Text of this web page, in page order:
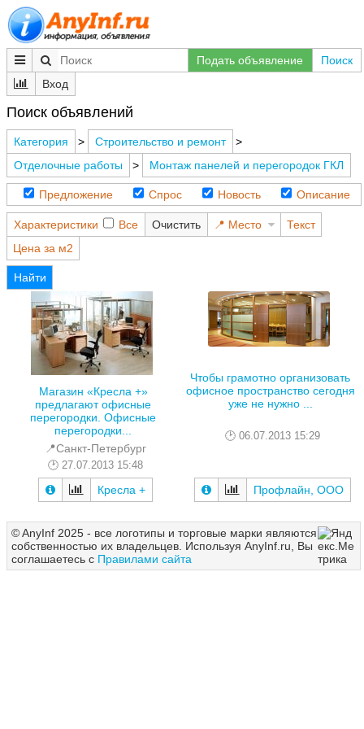
Подать объявление
Поиск
Вход
Поиск объявлений
Категория > Строительство и ремонт
>
Отделочные работы
> Монтаж панелей и перегородок ГКЛ
Предложение Спрос Новость Описание
Характеристики Все Очистить Место
Текст
Цена за м2
Найти
Магазин «Кресла +»
предлагают офисные
перегородки. Офисные
перегородки...
📍Санкт-Петербург
27.07.2013 15:48
Кресла +
Чтобы грамотно организовать
офисное пространство сегодня
уже не нужно ...
06.07.2013 15:29
Профлайн, ООО
© AnyInf 2025 - все логотипы и торговые марки являются
собственностью их владельцев. Используя AnyInf.ru, Вы
соглашаетесь с Правилами сайта